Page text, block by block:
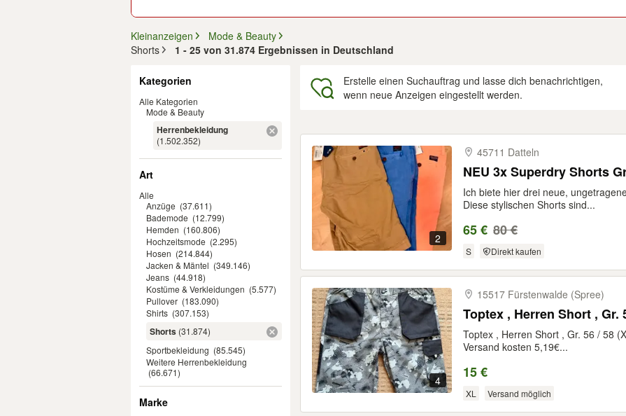
Kleinanzeigen
Mode & Beauty
Shorts
1 - 25 von 31.874 Ergebnissen in Deutschland
Kategorien
Alle Kategorien
Mode & Beauty
Herrenbekleidung
(1.502.352)
Art
Alle
Anzüge (37.611)
Bademode (12.799)
Hemden (160.806)
Hochzeitsmode (2.295)
Hosen (214.844)
Jacken & Mäntel (349.146)
Jeans (44.918)
Kostüme & Verkleidungen (5.577)
Pullover (183.090)
Shirts (307.153)
Shorts (31.874)
Sportbekleidung (85.545)
Weitere Herrenbekleidung
(66.671)
Marke
Erstelle einen Suchauftrag und lasse dich benachrichtigen,
wenn neue Anzeigen eingestellt werden.
2
45711 Datteln
NEU 3x Superdry Shorts
Ich biete hier drei neue,
Diese stylischen Shorts sind...
65 € 80 €
S Direkt kaufen
4
15517 Fürstenwalde (Spree)
Toptex , Herren Short , Gr.
Toptex , Herren Short , Gr. 56 / 58
Versand kosten 5,19€...
15 €
XL Versand möglich